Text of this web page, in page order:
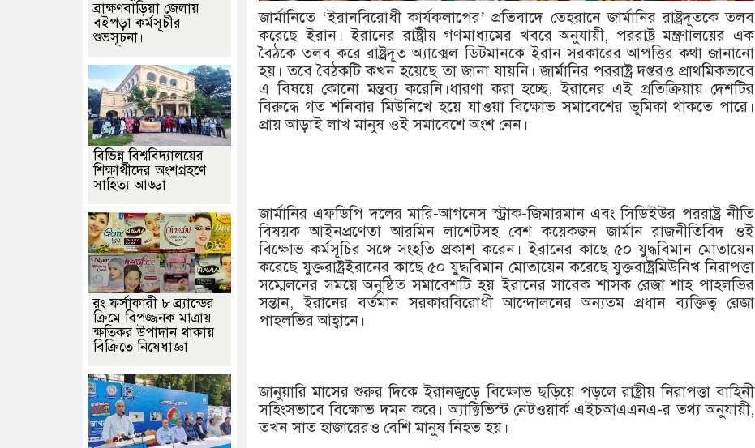
জার্মানিতে ‘ইরানবিরোধী কার্যকলাপের’ প্রতিবাদে তেহরানে জার্মানির রাষ্ট্রদূতকে তলব
করেছে ইরান। ইরানের রাষ্ট্রীয় গণমাধ্যমের খবরে অনুযায়ী, পররাষ্ট্র মন্ত্রণালয়ের এক
বৈঠকে তলব করে রাষ্ট্রদূত অ্যাক্সেল ডিটমানকে ইরান সরকারের আপত্তির কথা জানানো
হয়। তবে বৈঠকটি কখন হয়েছে তা জানা যায়নি। জার্মানির পররাষ্ট্র দপ্তরও প্রাথমিকভাবে
এ বিষয়ে কোনো মন্তব্য করেনি।ধারণা করা হচ্ছে, ইরানের এই প্রতিক্রিয়ায় দেশটির
বিরুদ্ধে গত শনিবার মিউনিখে হয়ে যাওয়া বিক্ষোভ সমাবেশের ভূমিকা থাকতে পারে।
প্রায় আড়াই লাখ মানুষ ওই সমাবেশে অংশ নেন।
জার্মানির এফডিপি দলের মারি-আগনেস স্ট্রাক-জিমারমান এবং সিডিইউর পররাষ্ট্র নীতি
বিষয়ক আইনপ্রণেতা আরমিন লাশেটসহ বেশ কয়েকজন জার্মান রাজনীতিবিদ ওই
বিক্ষোভ কর্মসূচির সঙ্গে সংহতি প্রকাশ করেন। ইরানের কাছে ৫০ যুদ্ধবিমান মোতায়েন
করেছে যুক্তরাষ্ট্রইরানের কাছে ৫০ যুদ্ধবিমান মোতায়েন করেছে যুক্তরাষ্ট্রমিউনিখ নিরাপত্তা
সম্মেলনের সময়ে অনুষ্ঠিত সমাবেশটি হয় ইরানের সাবেক শাসক রেজা শাহ পাহলভির
সন্তান, ইরানের বর্তমান সরকারবিরোধী আন্দোলনের অন্যতম প্রধান ব্যক্তিত্ব রেজা
পাহলভির আহ্বানে।
জানুয়ারি মাসের শুরুর দিকে ইরানজুড়ে বিক্ষোভ ছড়িয়ে পড়লে রাষ্ট্রীয় নিরাপত্তা বাহিনী
সহিংসভাবে বিক্ষোভ দমন করে। অ্যাক্টিভিস্ট নেটওয়ার্ক এইচআএএনএ-র তথ্য অনুযায়ী,
তখন সাত হাজারেরও বেশি মানুষ নিহত হয়।
ব্রাক্ষণবাড়িয়া জেলায়
বইপড়া কর্মসূচীর
শুভসূচনা।
বিভিন্ন বিশ্ববিদ্যালয়ের
শিক্ষার্থীদের অংশগ্রহণে
সাহিত্য আড্ডা
রং ফর্সাকারী ৮ ব্র্যান্ডের
ক্রিমে বিপজ্জনক মাত্রায়
ক্ষতিকর উপাদান থাকায়
বিক্রিতে নিষেধাজ্ঞা